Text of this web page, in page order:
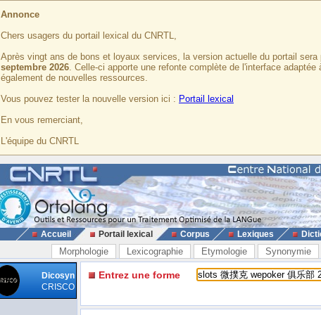
Annonce
Chers usagers du portail lexical du CNRTL,
Après vingt ans de bons et loyaux services, la version actuelle du portail
septembre 2026. Celle-ci apporte une refonte complète de l'interface
également de nouvelles ressources.
Vous pouvez tester la nouvelle version ici : Portail lexical
En vous remerciant,
L'équipe du CNRTL
Accueil Portail lexical Corpus Lexiques
Morphologie Lexicographie Etymologie Synonymie
Dicosyn
CRISCO
Entrez une forme